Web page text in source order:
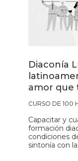
Diaconía
amor que
CURSO DE 100
Capacitar y
formación
condiciones
sintonía con